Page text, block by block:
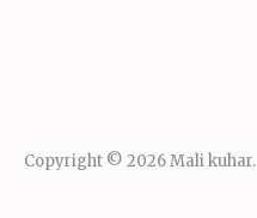
Copyright © 2026Mali kuhar.